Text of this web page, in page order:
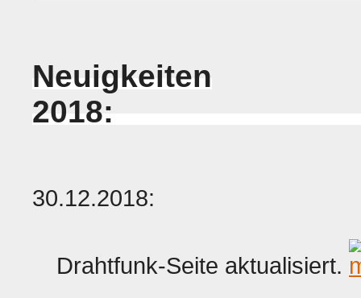
Neuigkeiten
2018:
30.12.2018:
Drahtfunk-Seite aktualisiert.